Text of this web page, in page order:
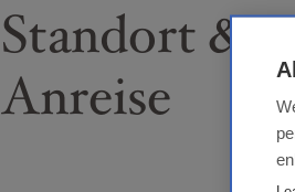
Standort &
Anreise